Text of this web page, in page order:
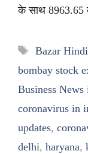
के साथ
Tags
Bazar
bombay stock
Business
coronavirus in
updates,
delhi, haryana,